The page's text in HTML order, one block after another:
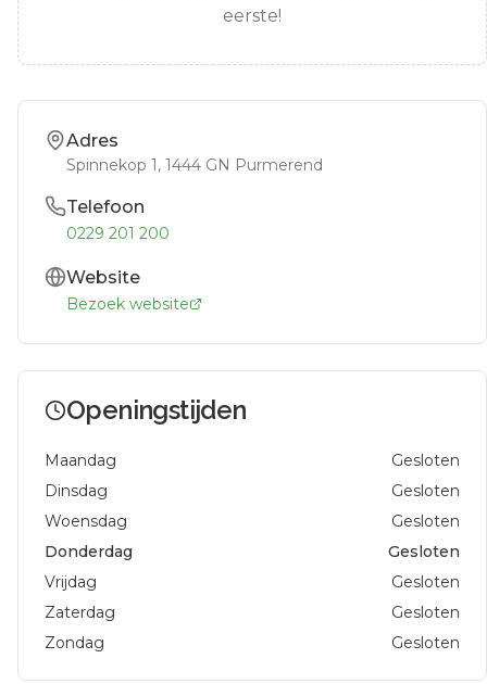
eerste!
Adres
Spinnekop 1, 1444 GN Purmerend
Telefoon
0229 201 200
Website
Bezoek website
Openingstijden
Maandag
Gesloten
Dinsdag
Gesloten
Woensdag
Gesloten
Donderdag
Gesloten
Vrijdag
Gesloten
Zaterdag
Gesloten
Zondag
Gesloten